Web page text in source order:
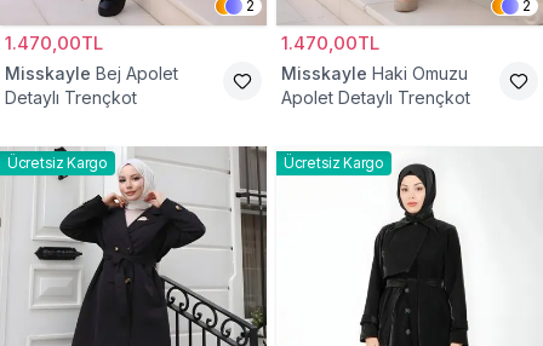
2
1.470,00TL
Misskayle Bej Apolet
Detaylı Trençkot
2
1.470,00TL
Misskayle Haki Omuzu
Apolet Detaylı Trençkot
Ücretsiz Kargo Ücretsiz Kargo